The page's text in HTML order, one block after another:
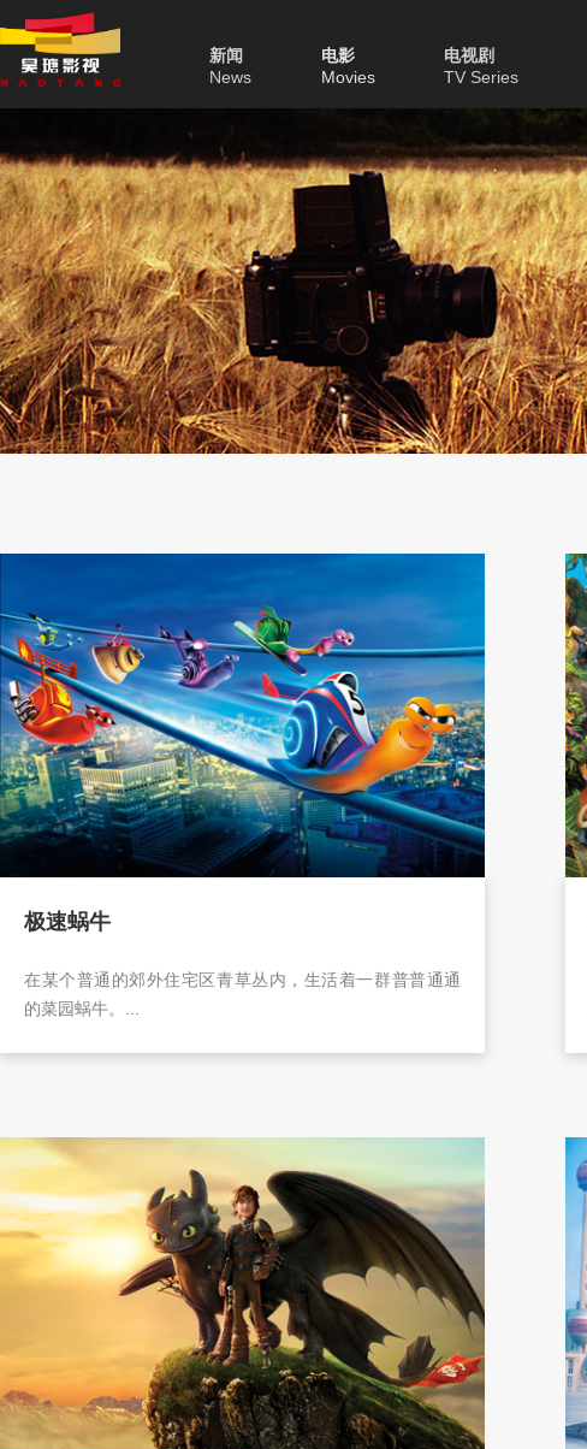
新闻
News
电影
Movies
电视剧
TV Series
极速蜗牛
在某个普通的郊外住宅区青草丛内，生活着一群普普通通
的菜园蜗牛。...